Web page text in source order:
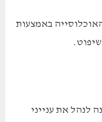
באמצעות
לנהל את ענייני